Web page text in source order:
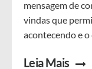
mensagem de
vindas que
acontecendo e o
Leia Mais